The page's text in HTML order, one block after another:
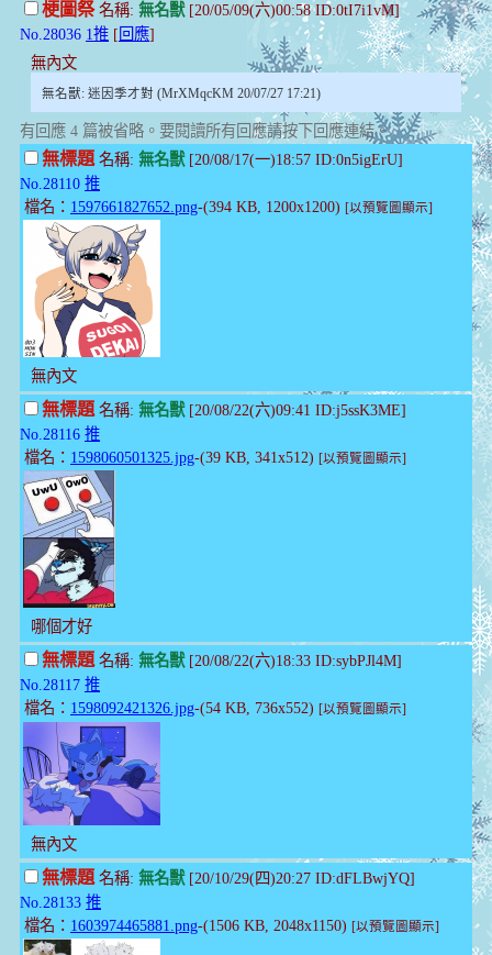
梗圖祭名稱: 無名獸[20/05/09(六)00:58 ID:0tI7i1vM]
No.28036 1推 [回應]
無內文
無名獸: 迷因季才對 (MrXMqcKM 20/07/27 17:21)
有回應 4 篇被省略。要閱讀所有回應請按下回應連結。
無標題名稱: 無名獸[20/08/17(一)18:57 ID:0n5igErU]
No.28110 推
檔名： 1597661827652.png-(394 KB, 1200x1200) [以預覽圖顯示]
無內文
無標題名稱: 無名獸[20/08/22(六)09:41 ID:j5ssK3ME]
No.28116 推
檔名： 1598060501325.jpg-(39 KB, 341x512) [以預覽圖顯示]
哪個才好
無標題名稱: 無名獸[20/08/22(六)18:33 ID:sybPJl4M]
No.28117 推
檔名： 1598092421326.jpg-(54 KB, 736x552) [以預覽圖顯示]
無內文
無標題名稱: 無名獸[20/10/29(四)20:27 ID:dFLBwjYQ]
No.28133 推
檔名： 1603974465881.png-(1506 KB, 2048x1150) [以預覽圖顯示]